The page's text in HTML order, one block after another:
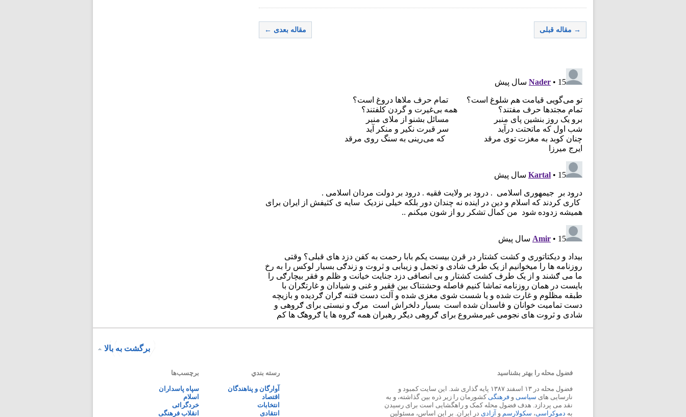
→ مقاله قبلی مقاله بعدی ←
برگشت به بالا
فضول محله را بهتر بشناسید
فضول محله در ۱۳ اسفند ۱۳۸۷ پایه گذاری شد. این سایت کمبود و
نارسایی های سیاسی و فرهنگیکشورمان را زیر ذره بین گذاشته، و به
نقد می پردازد. هدف فضول محله کمک و راهگشایی است برای رسیدن
به دموکراسی، سکولارسم و آزادی در ایران. بر این اساس، مسئولین
رسته بندي
آوارگان و پناهندگان
اقتصاد
انتخابات
انتقادی
برچسب‌ها
سپاه پاسداران
اسلام
خردگرائی
انقلاب فرهنگی